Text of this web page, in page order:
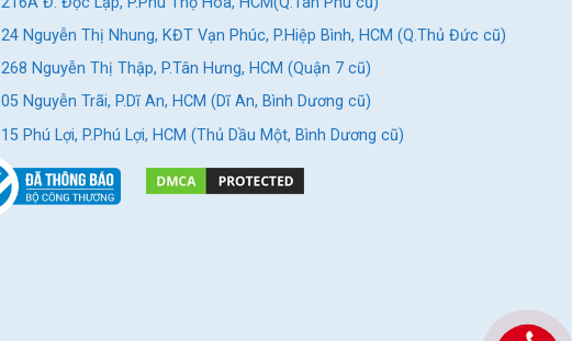
24 Nguyễn Thị Nhung, KĐT Vạn Phúc, P.Hiệp Bình, HCM (Q.Thủ Đức cũ)
268 Nguyễn Thị Thập, P.Tân Hưng, HCM (Quận 7 cũ)
05 Nguyễn Trãi, P.Dĩ An, HCM (Dĩ An, Bình Dương cũ)
15 Phú Lợi, P.Phú Lợi, HCM (Thủ Dầu Một, Bình Dương cũ)